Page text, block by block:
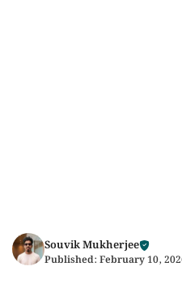
Souvik Mukherjee
Published: February 10,